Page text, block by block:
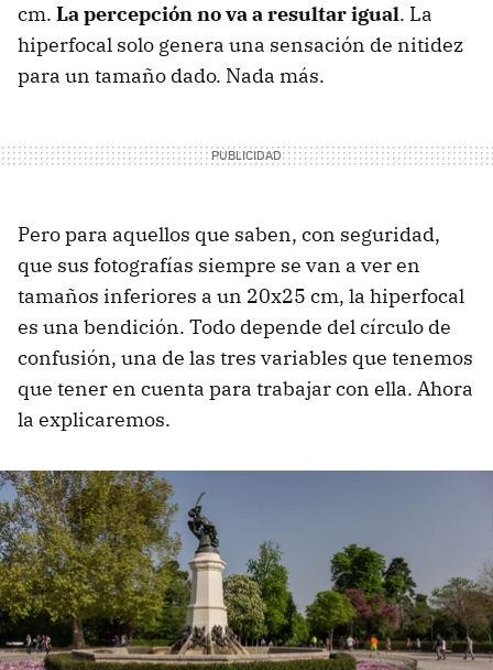
cm. La percepción no va a resultar igual. La
hiperfocal solo genera una sensación de nitidez
para un tamaño dado. Nada más.
Pero para aquellos que saben, con seguridad,
que sus fotografías siempre se van a ver en
tamaños inferiores a un 20x25 cm, la hiperfocal
es una bendición. Todo depende del círculo de
confusión, una de las tres variables que tenemos
que tener en cuenta para trabajar con ella. Ahora
la explicaremos.